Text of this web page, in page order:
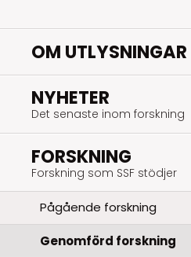
OM UTLYSNINGAR
NYHETER
Det senaste inom forskning
FORSKNING
Forskning som SSF stödjer
Pågående forskning
Genomförd forskning